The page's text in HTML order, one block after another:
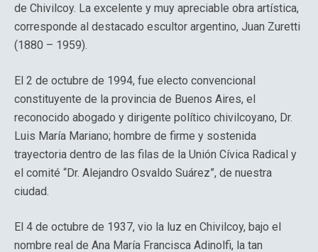
de Chivilcoy. La excelente y muy apreciable obra artística,
corresponde al destacado escultor argentino, Juan Zuretti
(1880 – 1959).
El 2 de octubre de 1994, fue electo convencional
constituyente de la provincia de Buenos Aires, el
reconocido abogado y dirigente político chivilcoyano, Dr.
Luis María Mariano; hombre de firme y sostenida
trayectoria dentro de las filas de la Unión Cívica Radical y
el comité “Dr. Alejandro Osvaldo Suárez”, de nuestra
ciudad.
El 4 de octubre de 1937, vio la luz en Chivilcoy, bajo el
nombre real de Ana María Francisca Adinolfi, la tan